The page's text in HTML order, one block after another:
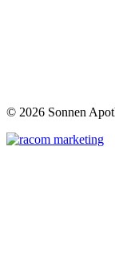
© 2026 Sonnen